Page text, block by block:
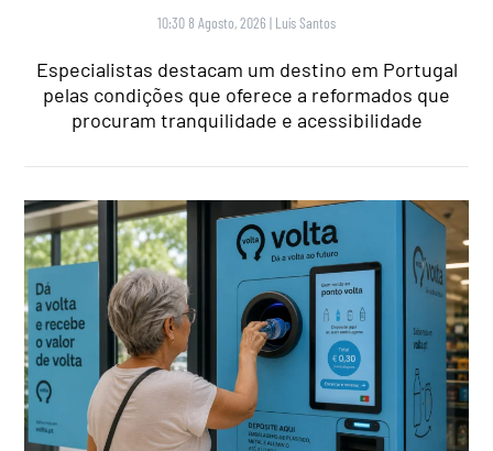
10:30 8 Agosto, 2026 | Luís Santos
Especialistas destacam um destino em Portugal
pelas condições que oferece a reformados que
procuram tranquilidade e acessibilidade